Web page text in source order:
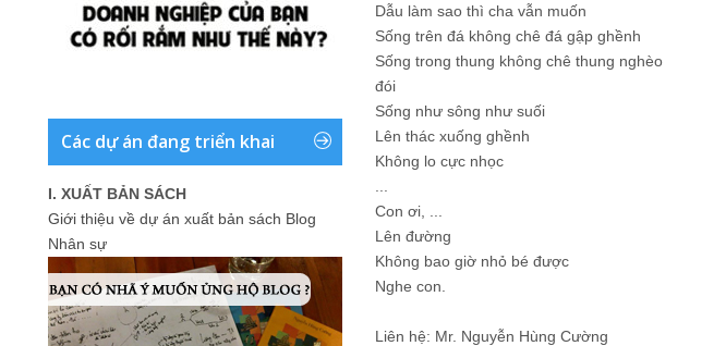
Các dự án đang triển khai
I. XUẤT BẢN SÁCH
Giới thiệu về dự án xuất bản sách Blog
Nhân sự
Dẫu làm sao thì cha vẫn muốn
Sống trên đá không chê đá gập ghềnh
Sống trong thung không chê thung nghèo
đói
Sống như sông như suối
Lên thác xuống ghềnh
Không lo cực nhọc
Con ơi, ...
Lên đường
Không bao giờ nhỏ bé được
Nghe con.
Liên hệ: Mr. Nguyễn Hùng Cường